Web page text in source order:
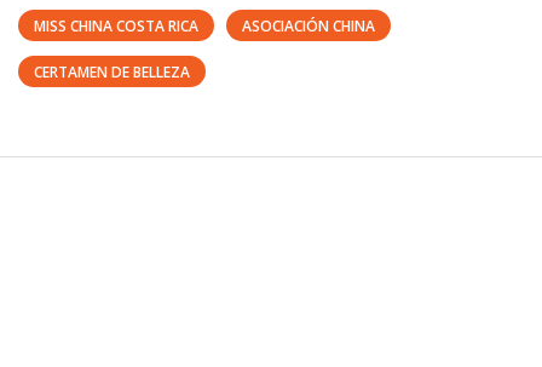
MISS CHINA COSTA RICA ASOCIACIÓN CHINA
CERTAMEN DE BELLEZA